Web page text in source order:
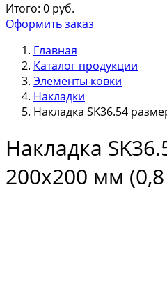
Итого: 0 руб.
Оформить заказ
Главная
Каталог продукции
Элементы ковки
Накладки
Накладка SK36.54
Накладка
200х200 мм